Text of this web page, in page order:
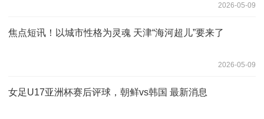
2026-05-09
焦点短讯！以城市性格为灵魂 天津“海河超儿”要来了
2026-05-09
女足U17亚洲杯赛后评球，朝鲜vs韩国 最新消息